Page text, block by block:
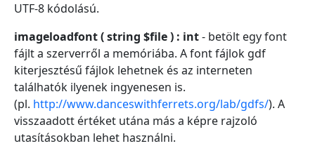
UTF-8 kódolású.
imageloadfont ( string $file ) : int- betölt egy font
fájlt a szerverről a memóriába. A font fájlok gdf
kiterjesztésű fájlok lehetnek és az interneten
találhatók ilyenek ingyenesen is.
(pl. http://www.danceswithferrets.org/lab/gdfs/). A
visszaadott értéket utána más a képre rajzoló
utasításokban lehet használni.